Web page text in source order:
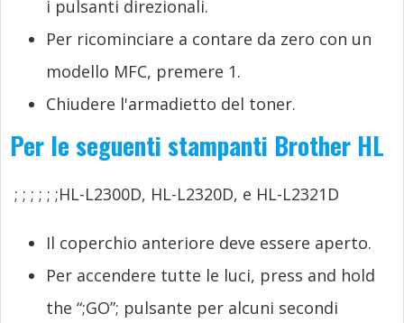
i pulsanti direzionali.
Per ricominciare a contare da zero con un
modello MFC, premere 1.
Chiudere l'armadietto del toner.
Per le seguenti stampanti Brother HL
; ; ; ; ; ;HL-L2300D, HL-L2320D, e HL-L2321D
Il coperchio anteriore deve essere aperto.
Per accendere tutte le luci, press and hold
the “;GO”; pulsante per alcuni secondi